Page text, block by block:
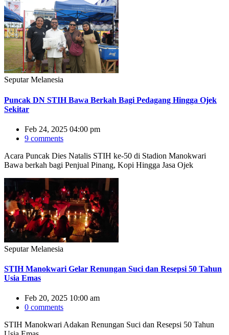
Seputar Melanesia
Puncak DN STIH Bawa Berkah Bagi Pedagang Hingga Ojek
Sekitar
Feb 24, 2025 04:00 pm
9 comments
Acara Puncak Dies Natalis STIH ke-50 di Stadion Manokwari
Bawa berkah bagi Penjual Pinang, Kopi Hingga Jasa Ojek
Seputar Melanesia
STIH Manokwari Gelar Renungan Suci dan Resepsi 50 Tahun
Usia Emas
Feb 20, 2025 10:00 am
0 comments
STIH Manokwari Adakan Renungan Suci dan Resepsi 50 Tahun